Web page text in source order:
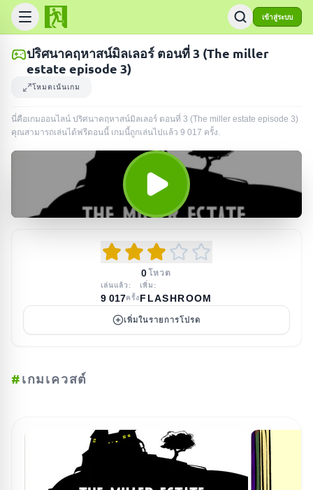
เข้าสู่ระบบ
ปริศนาคฤหาสน์มิลเลอร์ ตอนที่ 3 (The miller
estate episode 3)
โหมดเน้นเกม
นี่คือเกมออนไลน์ ปริศนาคฤหาสน์มิลเลอร์ ตอนที่ 3 (The miller estate episode 3)
คุณสามารถเล่นได้ฟรีตอนนี้ เกมนี้ถูกเล่นไปแล้ว 9 017 ครั้ง.
0โหวต
เล่นแล้ว:
9 017ครั้ง
เพิ่ม:
FLASHROOM
เพิ่มในรายการโปรด
#เกมเควสต์